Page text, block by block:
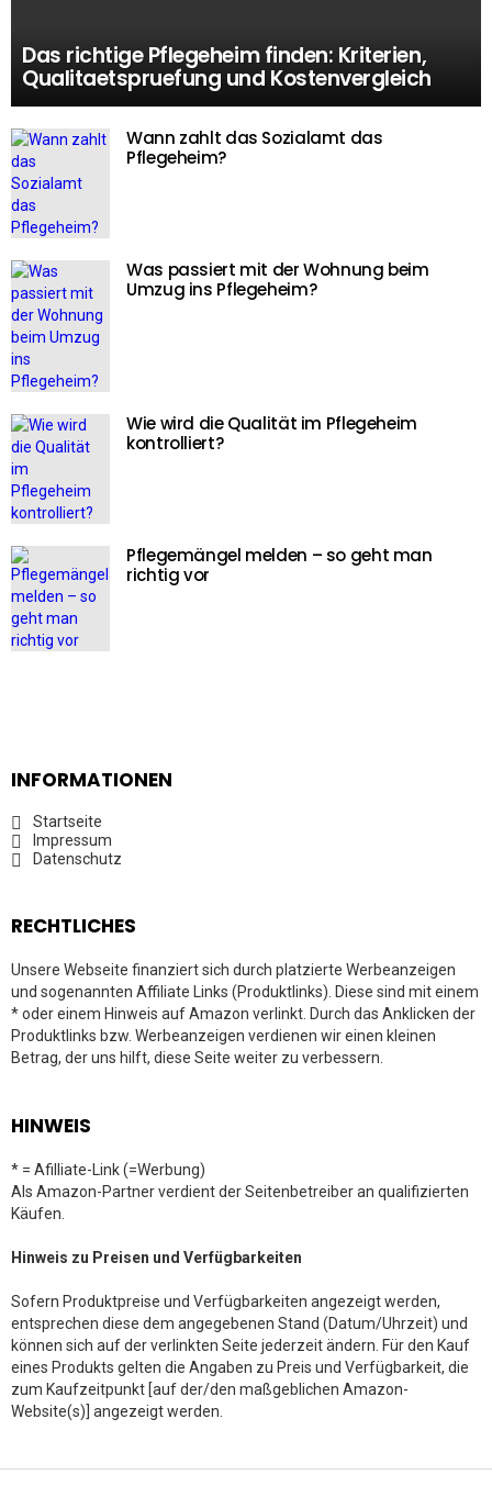
Das richtige Pflegeheim finden: Kriterien,
Qualitaetspruefung und Kostenvergleich
Wann zahlt das Sozialamt das
Pflegeheim?
Was passiert mit der Wohnung beim
Umzug ins Pflegeheim?
Wie wird die Qualität im Pflegeheim
kontrolliert?
Pflegemängel melden – so geht man
richtig vor
INFORMATIONEN
Startseite
Impressum
Datenschutz
RECHTLICHES
Unsere Webseite finanziert sich durch platzierte Werbeanzeigen
und sogenannten Affiliate Links (Produktlinks). Diese sind mit einem
* oder einem Hinweis auf Amazon verlinkt. Durch das Anklicken der
Produktlinks bzw. Werbeanzeigen verdienen wir einen kleinen
Betrag, der uns hilft, diese Seite weiter zu verbessern.
HINWEIS
* = Afilliate-Link (=Werbung)
Als Amazon-Partner verdient der Seitenbetreiber an qualifizierten
Käufen.
Hinweis zu Preisen und Verfügbarkeiten
Sofern Produktpreise und Verfügbarkeiten angezeigt werden,
entsprechen diese dem angegebenen Stand (Datum/Uhrzeit) und
können sich auf der verlinkten Seite jederzeit ändern. Für den Kauf
eines Produkts gelten die Angaben zu Preis und Verfügbarkeit, die
zum Kaufzeitpunkt [auf der/den maßgeblichen Amazon-
Website(s)] angezeigt werden.